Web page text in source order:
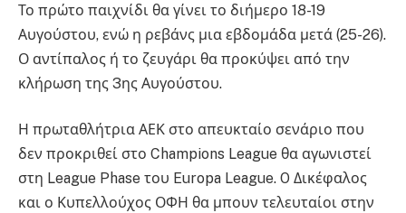
Το πρώτο παιχνίδι θα γίνει το διήμερο 18-19
Αυγούστου, ενώ η ρεβάνς μια εβδομάδα μετά (25-26).
Ο αντίπαλος ή το ζευγάρι θα προκύψει από την
κλήρωση της 3ης Αυγούστου.
Η πρωταθλήτρια ΑΕΚ στο απευκταίο σενάριο που
δεν προκριθεί στο Champions League θα αγωνιστεί
στη League Phase του Europa League. O Δικέφαλος
και ο Κυπελλούχος ΟΦΗ θα μπουν τελευταίοι στην